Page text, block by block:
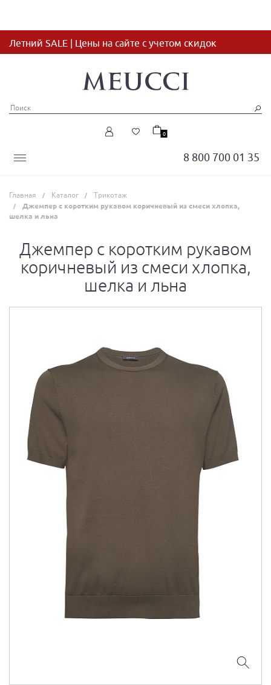
Летний SALE | Цены на сайте с учетом скидок
8 800 700 01 35
0
Главная Каталог Трикотаж
Джемпер с коротким рукавом коричневый из смеси хлопка,
шелка и льна
Джемпер с коротким рукавом
коричневый из смеси хлопка,
шелка и льна